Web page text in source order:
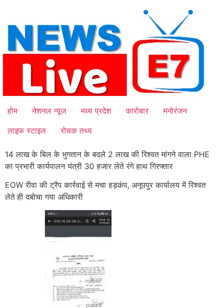
content
होम नेशनल न्यूज मध्य प्रदेश कारोबार
मनोरंजन
लाइफ स्टाइल
रोचक तथ्य
14 लाख के बिल के भुगतान के बदले 2 लाख की रिश्वत मांगने वाला PHE
का प्रभारी कार्यपालन यंत्री 30 हजार लेते रंगे हाथ गिरफ्तार
EOW रीवा की ट्रैप कार्रवाई से मचा हड़कंप, अनूपपुर कार्यालय में रिश्वत
लेते ही दबोचा गया अधिकारी